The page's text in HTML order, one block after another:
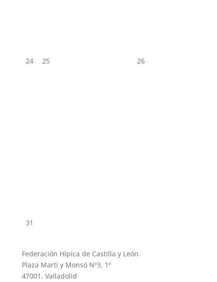
24 25 26
31
Federación Hípica de Castilla y León.
Plaza Martí y Monsó Nº3, 1º
47001, Valladolid